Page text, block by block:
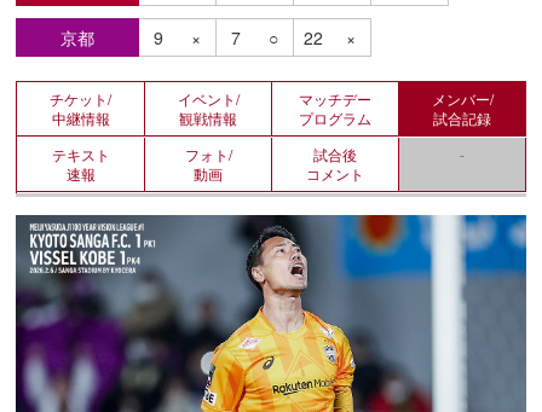
京都 9 × 7 ○ 22 ×
チケット/
中継情報
イベント/
観戦情報
マッチデー
プログラム
メンバー/
試合記録
テキスト
速報
フォト/
動画
試合後
コメント
-